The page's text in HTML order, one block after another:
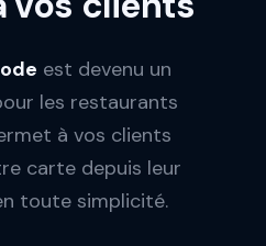
est devenu un
les restaurants
à vos clients
carte depuis leur
toute simplicité.